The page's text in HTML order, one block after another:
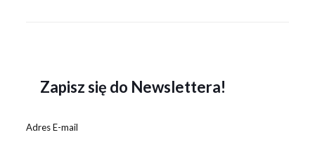
Zapisz się do Newslettera!
Adres E-mail